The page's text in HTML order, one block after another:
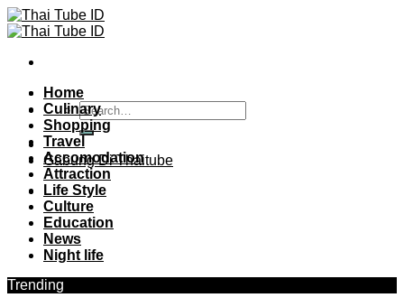
Skip
to
Gabung Di Thaitube
Home
Culinary
Shopping
Travel
Accomodation
Attraction
Life Style
Culture
Education
News
Night life
Trending